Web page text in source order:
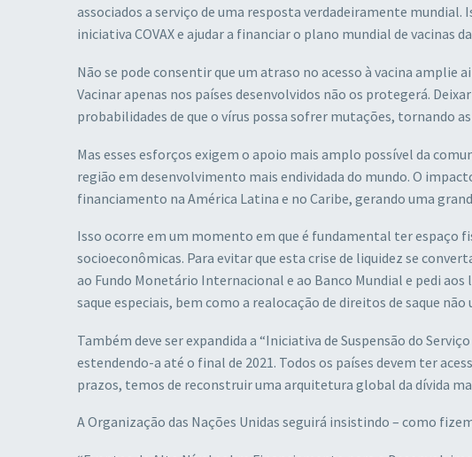
associados a serviço de uma resposta verdadeiramente
iniciativa COVAX e ajudar a financiar o plano mundial de vacinas
Não se pode consentir que um atraso no acesso à vacina amplie
Vacinar apenas nos países desenvolvidos não os protegerá.
probabilidades de que o vírus possa sofrer mutações, tornando
Mas esses esforços exigem o apoio mais amplo possível da
região em desenvolvimento mais endividada do mundo. O
financiamento na América Latina e no Caribe, gerando uma
Isso ocorre em um momento em que é fundamental ter espaço
socioeconômicas. Para evitar que esta crise de liquidez se
ao Fundo Monetário Internacional e ao Banco Mundial e pedi
saque especiais, bem como a realocação de direitos de saque
Também deve ser expandida a “Iniciativa de Suspensão do
estendendo-a até o final de 2021. Todos os países devem ter
prazos, temos de reconstruir uma arquitetura global da dívida
A Organização das Nações Unidas seguirá insistindo – como